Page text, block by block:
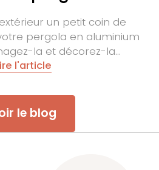
un petit coin de
pergola en aluminium
la et décorez-la…
l'article
le blog